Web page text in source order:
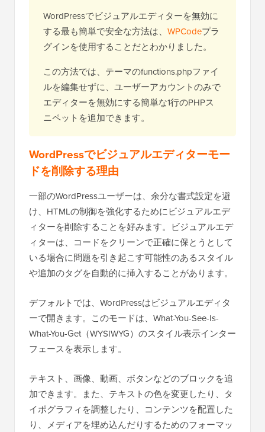
WordPressでビジュアルエディターを無効に
する最も簡単で安全な方法は、 WPCodeプラ
グインを使用することだとわかりました。
この方法では、テーマのfunctions.phpファイ
ルを編集せずに、ユーザーアカウントのみで
エディターを無効にする簡単な1行のPHPス
ニペットを追加できます。
WordPressでビジュアルエディターモー
ドを削除する理由
一部のWordPressユーザーは、余分な書式設定を避
け、HTMLの制御を強化するためにビジュアルエデ
ィターを削除することを好みます。ビジュアルエデ
ィターは、コードをクリーンで正確に保とうとして
いる場合に問題を引き起こす可能性のあるスタイル
や追加のタグを自動的に挿入することがあります。
デフォルトでは、WordPressはビジュアルエディタ
ーで開きます。このモードは、What-You-See-Is-
What-You-Get（WYSIWYG）のスタイル表示インター
フェースを表示します。
テキスト、画像、動画、ボタンなどのブロックを追
加できます。また、テキストの色を変更したり、タ
イポグラフィを調整したり、コンテンツを配置した
り、メディアを埋め込んだりするためのフォーマッ